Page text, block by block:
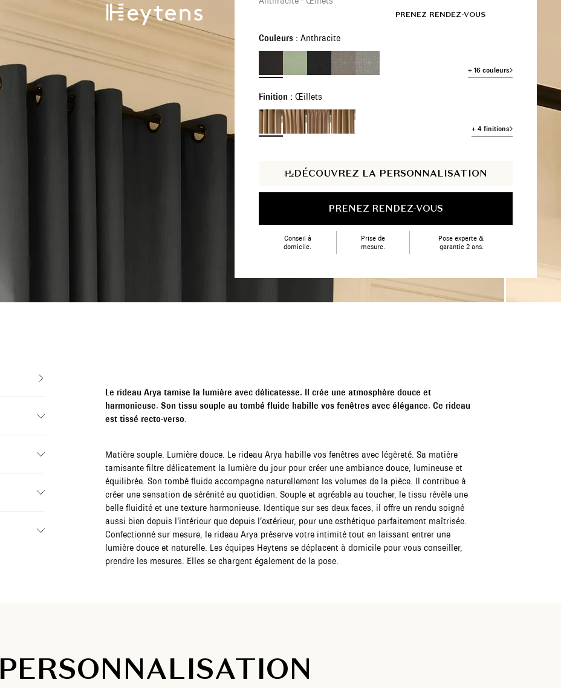
PRENEZ RENDEZ-VOUS
Couleurs : Anthracite
+ 16 couleurs
Finition : Œillets
+ 4 finitions
DÉCOUVREZ LA PERSONNALISATION
PRENEZ RENDEZ-VOUS
Conseil à
domicile.
Prise de
mesure.
Pose experte &
garantie 2 ans.
Le rideau Arya tamise la lumière avec délicatesse. Il crée une atmosphère douce et
harmonieuse. Son tissu souple au tombé fluide habille vos fenêtres avec élégance. Ce rideau
est tissé recto-verso.
Matière souple. Lumière douce. Le rideau Arya habille vos fenêtres avec légèreté. Sa matière
tamisante filtre délicatement la lumière du jour pour créer une ambiance douce, lumineuse et
équilibrée. Son tombé fluide accompagne naturellement les volumes de la pièce. Il contribue à
créer une sensation de sérénité au quotidien. Souple et agréable au toucher, le tissu révèle une
belle fluidité et une texture harmonieuse. Identique sur ses deux faces, il offre un rendu soigné
aussi bien depuis l’intérieur que depuis l’extérieur, pour une esthétique parfaitement maîtrisée.
Confectionné sur mesure, le rideau Arya préserve votre intimité tout en laissant entrer une
lumière douce et naturelle. Les équipes Heytens se déplacent à domicile pour vous conseiller,
prendre les mesures. Elles se chargent également de la pose.
PERSONNALISATION